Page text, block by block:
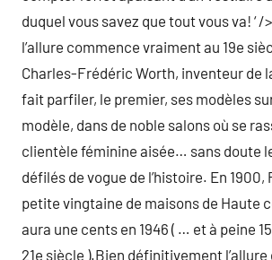
duquel vous savez que tout vous va! ‘ /
l’allure commence vraiment au 19e
Charles-Frédéric Worth, inventeur de
fait parfiler, le premier, ses modèles
modèle, dans de noble salons où se
clientèle féminine aisée… sans doute
défilés de vogue de l’histoire. En
petite vingtaine de maisons de Haute
aura une cents en 1946 ( … et à peine
21e siècle ).Bien définitivement l’allure